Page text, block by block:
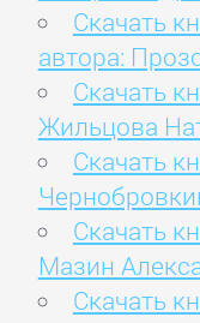
Скачать
автора:
Скачать
Жильцова
Скачать
Скачать
Мазин
Скачать